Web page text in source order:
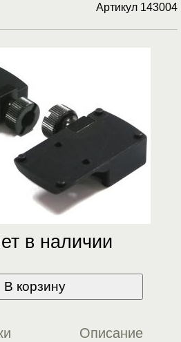
Артикул 143004
в наличии
В корзину
Описание